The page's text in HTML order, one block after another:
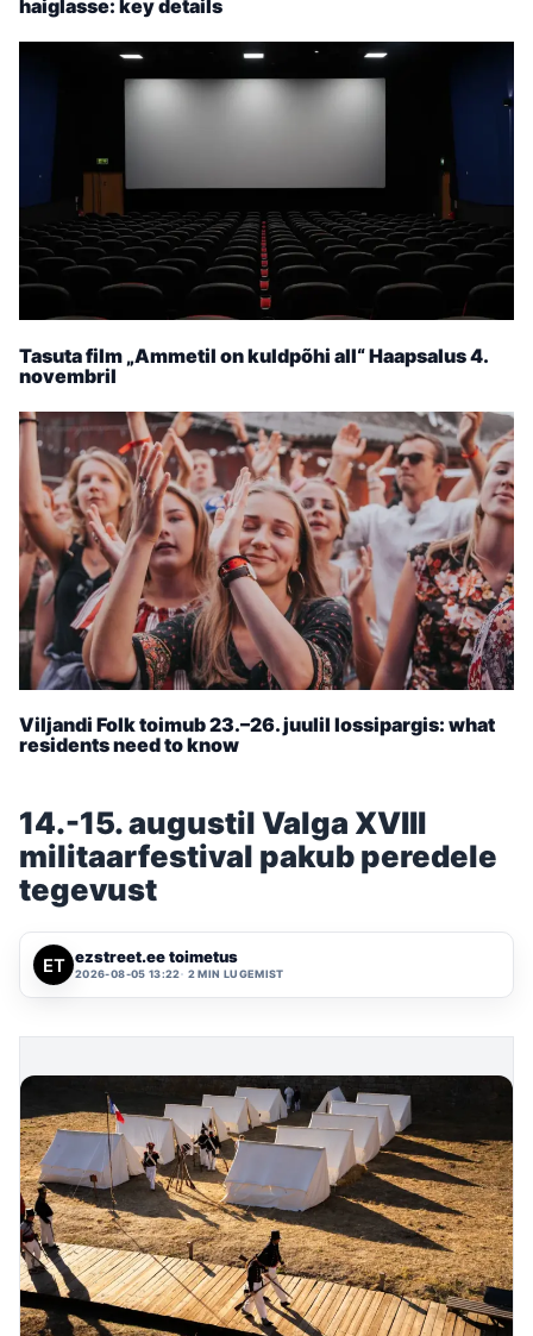
haiglasse: key details
Tasuta film „Ammetil on kuldpõhi all“ Haapsalus 4.
novembril
Viljandi Folk toimub 23.–26. juulil lossipargis: what
residents need to know
14.-15. augustil Valga XVIII
militaarfestival pakub peredele
tegevust
ezstreet.ee toimetus
2026-08-05 13:22 2 MIN LUGEMIST